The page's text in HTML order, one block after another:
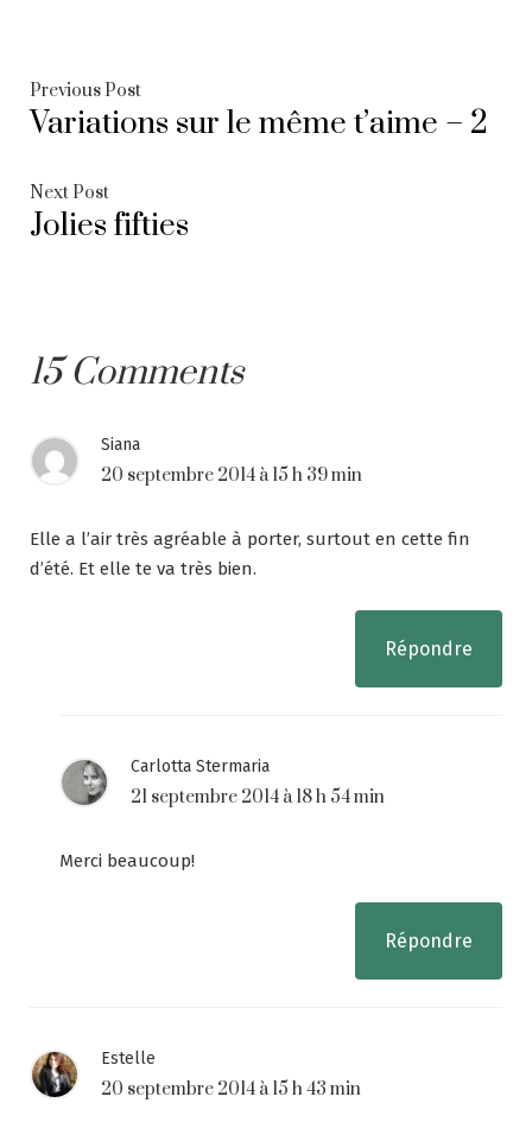
Navigation
de
l’article
Previous PostPrevious
post:
Variations sur le même t’aime – 2
Next PostNext
post:
Jolies fifties
15 Comments
Siana
20 septembre 2014 à 15 h 39 min
Elle a l’air très agréable à porter, surtout en cette fin
d’été. Et elle te va très bien.
Répondre
Carlotta Stermaria
21 septembre 2014 à 18 h 54 min
Merci beaucoup!
Répondre
Estelle
20 septembre 2014 à 15 h 43 min